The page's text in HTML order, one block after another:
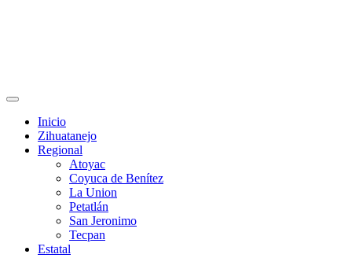
Primary
Inicio
Zihuatanejo
Regional
Atoyac
Coyuca de Benítez
La Union
Petatlán
San Jeronimo
Tecpan
Estatal